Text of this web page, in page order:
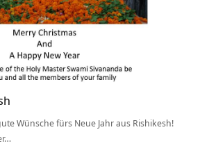
Wünsche fürs Neue Jahr aus Rishikesh!